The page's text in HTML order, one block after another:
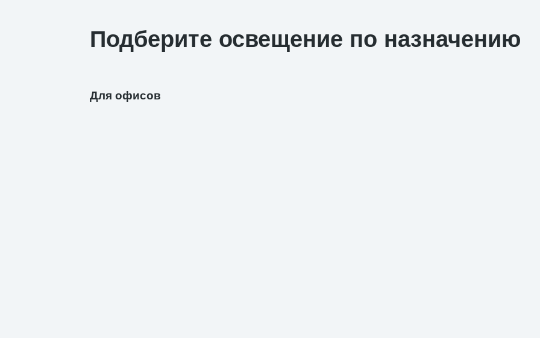
Подберите освещение по назначению
Для офисов